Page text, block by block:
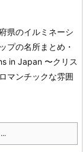
県のイルミネーシ
プの名所まとめ・
in Japan 〜クリス
マンチックな雰囲